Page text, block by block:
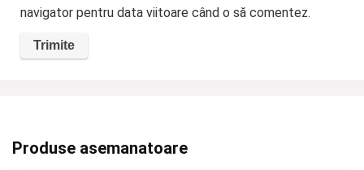
navigator pentru data viitoare când o să comentez.
Produse asemanatoare